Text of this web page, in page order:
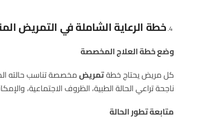
خطة الرعاية الشاملة في التمريض
وضع خطة العلاج المخصصة
كل مريض يحتاج خطةتمريضمخصصة تناسب حالته
ناجحة تراعي الحالة الطبية، الظروف الاجتماعية،
متابعة تطور الحالة